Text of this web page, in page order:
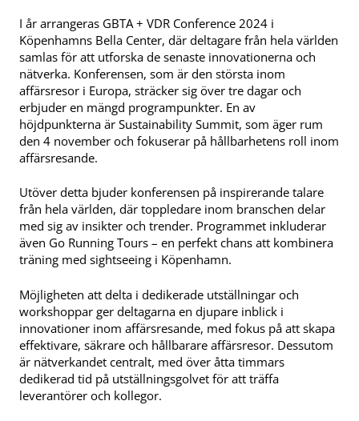
I år arrangeras GBTA + VDR Conference 2024 i
Köpenhamns Bella Center, där deltagare från hela världen
samlas för att utforska de senaste innovationerna och
nätverka. Konferensen, som är den största inom
affärsresor i Europa, sträcker sig över tre dagar och
erbjuder en mängd programpunkter. En av
höjdpunkterna är Sustainability Summit, som äger rum
den 4 november och fokuserar på hållbarhetens roll inom
affärsresande.
Utöver detta bjuder konferensen på inspirerande talare
från hela världen, där toppledare inom branschen delar
med sig av insikter och trender. Programmet inkluderar
även Go Running Tours – en perfekt chans att kombinera
träning med sightseeing i Köpenhamn.
Möjligheten att delta i dedikerade utställningar och
workshoppar ger deltagarna en djupare inblick i
innovationer inom affärsresande, med fokus på att skapa
effektivare, säkrare och hållbarare affärsresor. Dessutom
är nätverkandet centralt, med över åtta timmars
dedikerad tid på utställningsgolvet för att träffa
leverantörer och kollegor.